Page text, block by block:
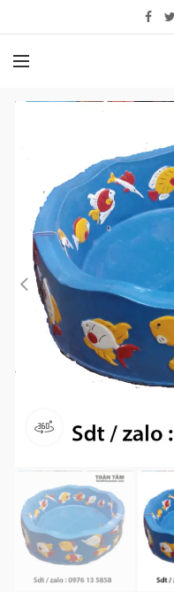
360 product view